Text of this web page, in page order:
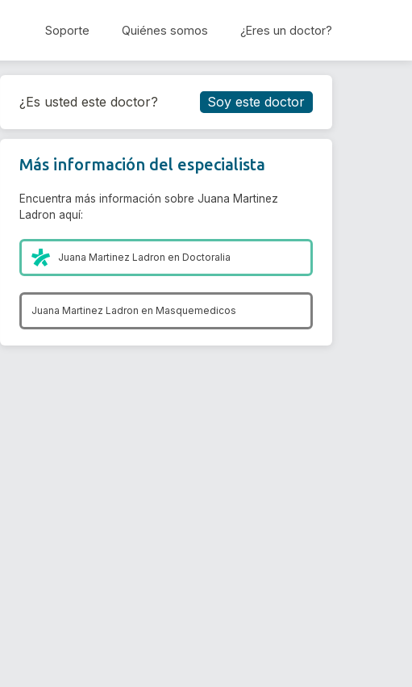
Soporte Quiénes somos ¿Eres un doctor?
Reservar cita
¿Es usted este doctor? Soy este doctor
Más información del especialista
Encuentra más información sobre Juana Martinez
Ladron aquí:
Juana Martinez Ladron enDoctoralia
Juana Martinez Ladron en Masquemedicos